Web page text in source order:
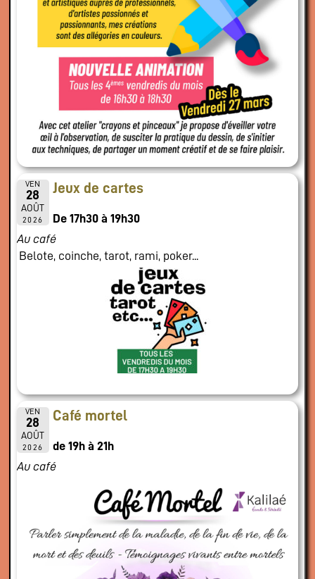
VEN
28
AOÛT
2026
Jeux de cartes
De 17h30 à 19h30
Au café
Belote, coinche, tarot, rami, poker...
VEN
28
AOÛT
2026
Café mortel
de 19h à 21h
Au café